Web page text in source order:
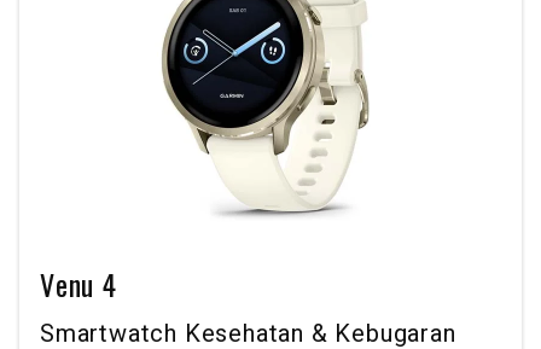
Venu 4
Smartwatch Kesehatan & Kebugaran